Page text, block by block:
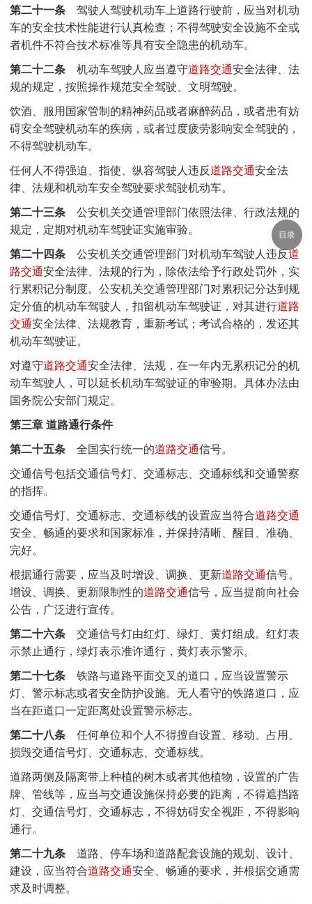
第二十一条驾驶人驾驶机动车上道路行驶前，应当对机动
车的安全技术性能进行认真检查；不得驾驶安全设施不全或
者机件不符合技术标准等具有安全隐患的机动车。
第二十二条机动车驾驶人应当遵守道路交通安全法律、法
规的规定，按照操作规范安全驾驶、文明驾驶。
饮酒、服用国家管制的精神药品或者麻醉药品，或者患有妨
碍安全驾驶机动车的疾病，或者过度疲劳影响安全驾驶的，
不得驾驶机动车。
任何人不得强迫、指使、纵容驾驶人违反道路交通安全法
律、法规和机动车安全驾驶要求驾驶机动车。
第二十三条公安机关交通管理部门依照法律、行政法规的
规定，定期对机动车驾驶证实施审验。
第二十四条公安机关交通管理部门对机动车驾驶人违反道
路交通安全法律、法规的行为，除依法给予行政处罚外，实
行累积记分制度。公安机关交通管理部门对累积记分达到规
定分值的机动车驾驶人，扣留机动车驾驶证，对其进行道路
交通安全法律、法规教育，重新考试；考试合格的，发还其
机动车驾驶证。
对遵守道路交通安全法律、法规，在一年内无累积记分的机
动车驾驶人，可以延长机动车驾驶证的审验期。具体办法由
国务院公安部门规定。
第三章 道路通行条件
第二十五条全国实行统一的道路交通信号。
交通信号包括交通信号灯、交通标志、交通标线和交通警察
的指挥。
交通信号灯、交通标志、交通标线的设置应当符合道路交通
安全、畅通的要求和国家标准，并保持清晰、醒目、准确、
完好。
根据通行需要，应当及时增设、调换、更新道路交通信号。
增设、调换、更新限制性的道路交通信号，应当提前向社会
公告，广泛进行宣传。
第二十六条交通信号灯由红灯、绿灯、黄灯组成。红灯表
示禁止通行，绿灯表示准许通行，黄灯表示警示。
第二十七条铁路与道路平面交叉的道口，应当设置警示
灯、警示标志或者安全防护设施。无人看守的铁路道口，应
当在距道口一定距离处设置警示标志。
第二十八条任何单位和个人不得擅自设置、移动、占用、
损毁交通信号灯、交通标志、交通标线。
道路两侧及隔离带上种植的树木或者其他植物，设置的广告
牌、管线等，应当与交通设施保持必要的距离，不得遮挡路
灯、交通信号灯、交通标志，不得妨碍安全视距，不得影响
通行。
第二十九条道路、停车场和道路配套设施的规划、设计、
建设，应当符合道路交通安全、畅通的要求，并根据交通需
求及时调整。
目录